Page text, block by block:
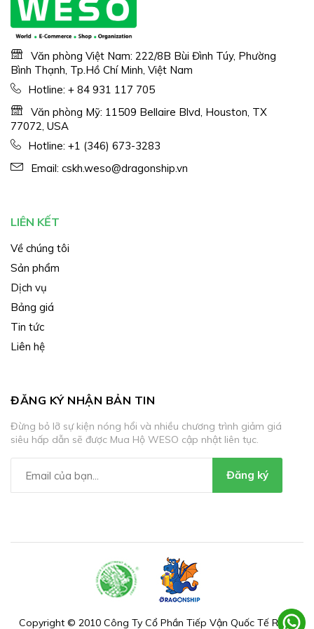
Văn phòng Việt Nam: 222/8B Bùi Đình Túy, Phường
Bình Thạnh, Tp.Hồ Chí Minh, Việt Nam
Hotline: + 84 931 117 705
Văn phòng Mỹ: 11509 Bellaire Blvd, Houston, TX
77072, USA
Hotline: +1 (346) 673-3283
Email: cskh.weso@dragonship.vn
LIÊN KẾT
Về chúng tôi
Sản phẩm
Dịch vụ
Bảng giá
Tin tức
Liên hệ
ĐĂNG KÝ NHẬN BẢN TIN
Đừng bỏ lỡ sự kiện nóng hổi và nhiều chương trình giảm giá
siêu hấp dẫn sẽ được Mua Hộ WESO cập nhật liên tục.
Đăng ký
Copyright © 2010 Công Ty Cổ Phần Tiếp Vận Quốc Tế Rồng